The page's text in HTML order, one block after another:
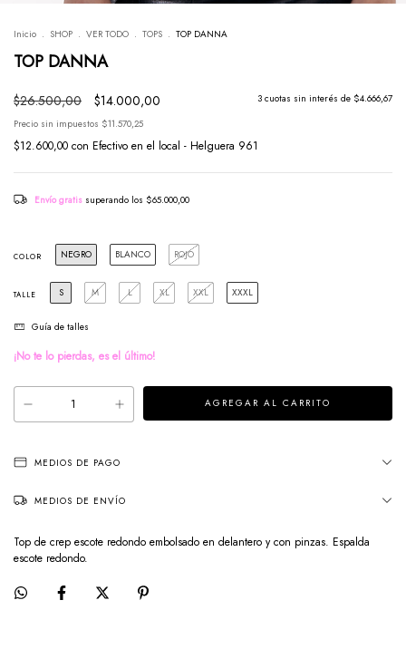
Inicio . SHOP . VER TODO . TOPS . TOP DANNA
TOP DANNA
$26.500,00 $14.000,00 3 cuotas sin interés de $4.666,67
Precio sin impuestos $11.570,25
$12.600,00 con Efectivo en el local - Helguera 961
Envío gratis superando los $65.000,00
COLOR NEGRO BLANCO ROJO
TALLE S M L XL XXL XXXL
Guía de talles
¡No te lo pierdas, es el último!
MEDIOS DE PAGO
MEDIOS DE ENVÍO
Top de crep escote redondo embolsado en delantero y con pinzas. Espalda
escote redondo.